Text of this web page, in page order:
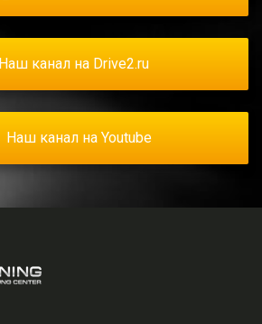
Наш канал на Drive2.ru
Наш канал на Youtube